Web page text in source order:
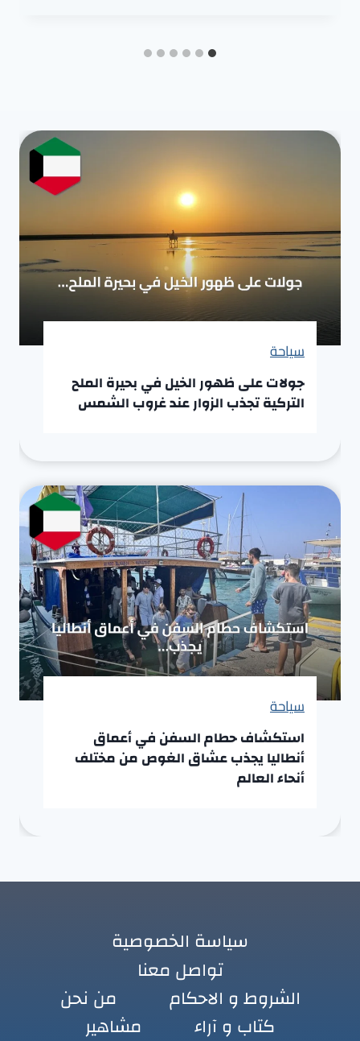
سياحة
جولات على ظهور الخيل في بحيرة الملح
التركية تجذب الزوار عند غروب الشمس
سياحة
استكشاف حطام السفن في أعماق
أنطاليا يجذب عشاق الغوص من مختلف
أنحاء العالم
سياسة الخصوصية
تواصل معنا
الشروط و الاحكام
من نحن
كتاب و آراء
مشاهير